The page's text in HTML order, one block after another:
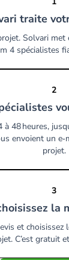
traite
Solvari
4 spécialistes
2
à 48 heures,
envoient un
projet.
3
choisissez
et
C’est gratuit